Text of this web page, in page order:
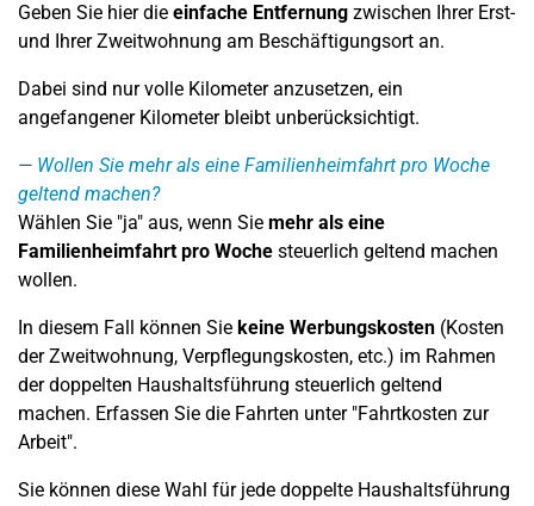
Geben Sie hier die einfache Entfernung zwischen Ihrer Erst-
und Ihrer Zweitwohnung am Beschäftigungsort an.
Dabei sind nur volle Kilometer anzusetzen, ein
angefangener Kilometer bleibt unberücksichtigt.
Wollen Sie mehr als eine Familienheimfahrt pro Woche
geltend machen?
Wählen Sie "ja" aus, wenn Sie mehr als eine
Familienheimfahrt pro Woche steuerlich geltend machen
wollen.
In diesem Fall können Sie keine Werbungskosten (Kosten
der Zweitwohnung, Verpflegungskosten, etc.) im Rahmen
der doppelten Haushaltsführung steuerlich geltend
machen. Erfassen Sie die Fahrten unter "Fahrtkosten zur
Arbeit".
Sie können diese Wahl für jede doppelte Haushaltsführung